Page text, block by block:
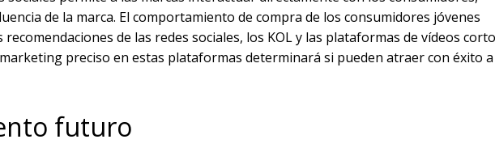
de la marca. El comportamiento de compra de los consumidores jóvenes
de las redes sociales, los KOL y las plataformas de vídeos
preciso en estas plataformas determinará si pueden atraer con éxito
futuro